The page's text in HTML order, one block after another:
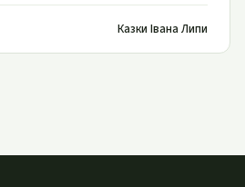
Казки Івана Липи